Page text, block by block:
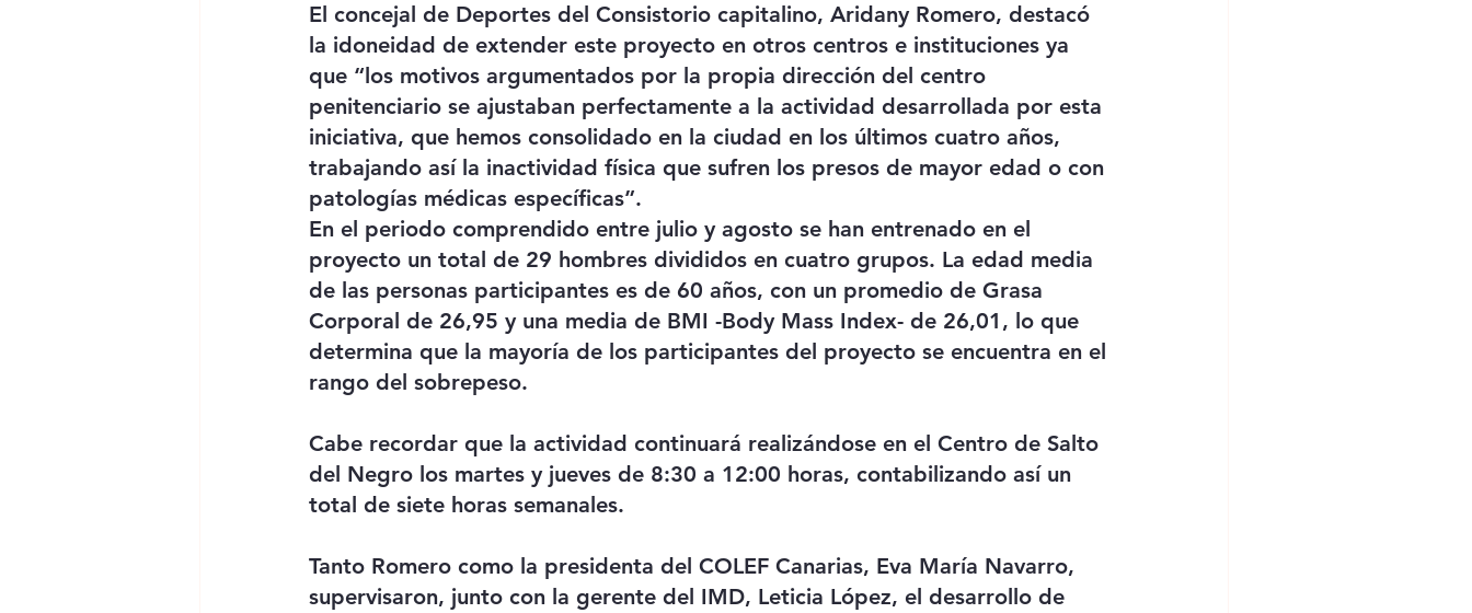
El concejal de Deportes del Consistorio capitalino, Aridany Romero, destacó
la idoneidad de extender este proyecto en otros centros e instituciones ya
que “los motivos argumentados por la propia dirección del centro
penitenciario se ajustaban perfectamente a la actividad desarrollada por esta
iniciativa, que hemos consolidado en la ciudad en los últimos cuatro años,
trabajando así la inactividad física que sufren los presos de mayor edad o con
patologías médicas específicas”.
En el periodo comprendido entre julio y agosto se han entrenado en el
proyecto un total de 29 hombres divididos en cuatro grupos. La edad media
de las personas participantes es de 60 años, con un promedio de Grasa
Corporal de 26,95 y una media de BMI -Body Mass Index- de 26,01, lo que
determina que la mayoría de los participantes del proyecto se encuentra en el
rango del sobrepeso.
Cabe recordar que la actividad continuará realizándose en el Centro de Salto
del Negro los martes y jueves de 8:30 a 12:00 horas, contabilizando así un
total de siete horas semanales.
Tanto Romero como la presidenta del COLEF Canarias, Eva María Navarro,
supervisaron, junto con la gerente del IMD, Leticia López, el desarrollo de